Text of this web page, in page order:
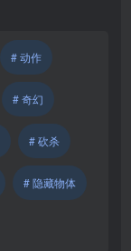
# 动作
# 奇幻
# 砍杀
# 隐藏物体